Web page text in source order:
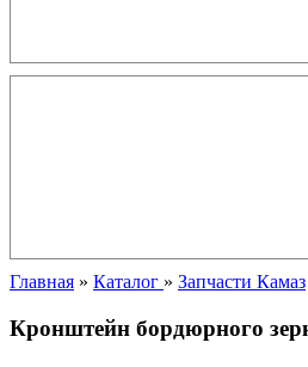
Главная » Каталог » Запчасти Камаз
Кронштейн бордюрного